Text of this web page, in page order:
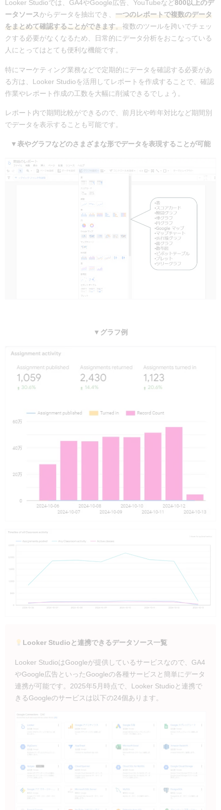
Looker Studioでは、GA4やGoogle広告、YouTubeなど800以上のデ
ータソースからデータを抽出でき、 一つのレポートで複数のデータ
をまとめて確認することができます。 複数のツールを跨いでチェッ
クする必要がなくなるため、日常的にデータ分析をおこなっている
人にとってはとても便利な機能です。
特にマーケティング業務などで定期的にデータを確認する必要があ
る方は、Looker Studioを活用してレポートを作成することで、確認
作業やレポート作成の工数を大幅に削減できるでしょう。
レポート内で期間比較ができるので、前月比や昨年対比など期間別
でデータを表示することも可能です。
▼表やグラフなどのさまざまな形でデータを表現することが可能
▼グラフ例
Looker Studioと連携できるデータソース一覧
Looker StudioはGoogleが提供しているサービスなので、GA4
やGoogle広告といったGoogleの各種サービスと簡単にデータ
連携が可能です。2025年5月時点で、Looker Studioと連携で
きるGoogleのサービスは以下の24個あります。